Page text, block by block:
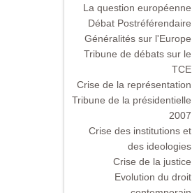
La question européenne
Débat Postréférendaire
Généralités sur l'Europe
Tribune de débats sur le
TCE
Crise de la représentation
Tribune de la présidentielle
2007
Crise des institutions et
des ideologies
Crise de la justice
Evolution du droit